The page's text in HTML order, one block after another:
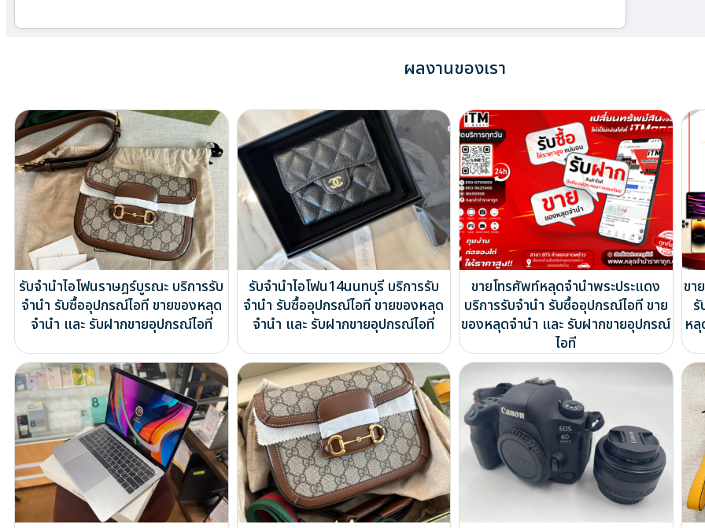
ผลงานของเรา
รับจำนำไอโฟนราษฎร์บูรณะ บริการรับ
จำนำ รับซื้ออุปกรณ์ไอที ขายของหลุด
จำนำ และ รับฝากขายอุปกรณ์ไอที
รับจำนำไอโฟน14นนทบุรี บริการรับ
จำนำ รับซื้ออุปกรณ์ไอที ขายของหลุด
จำนำ และ รับฝากขายอุปกรณ์ไอที
ขายโทรศัพท์หลุดจำนำพระประแดง
บริการรับจำนำ รับซื้ออุปกรณ์ไอที ขาย
ของหลุดจำนำ และ รับฝากขายอุปกรณ์
ไอที
ขา
ห